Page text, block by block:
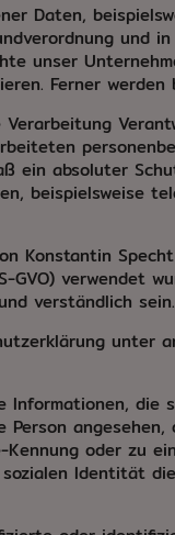
Daten,
und
unser
Ferner
ein absoluter
beispielsweise
Konstantin
GVO) verwendet
verständlich
unter
Informationen,
oder zu
Identität